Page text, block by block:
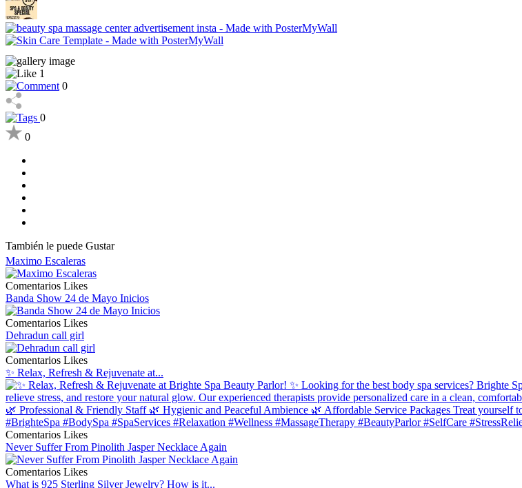
1
0
0
0
También le puede Gustar
Maximo Escaleras
Comentarios Likes
Banda Show 24 de Mayo Inicios
Comentarios Likes
Dehradun call girl
Comentarios Likes
✨ Relax, Refresh & Rejuvenate at...
Comentarios Likes
Never Suffer From Pinolith Jasper Necklace Again
Comentarios Likes
What is 925 Sterling Silver Jewelry? How is it...